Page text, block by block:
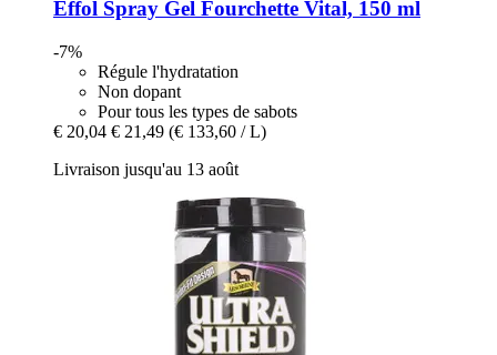
Effol Spray Gel Fourchette Vital, 150 ml
-7%
Régule l'hydratation
Non dopant
Pour tous les types de sabots
€ 20,04 € 21,49 (€ 133,60 / L)
Livraison jusqu'au 13 août